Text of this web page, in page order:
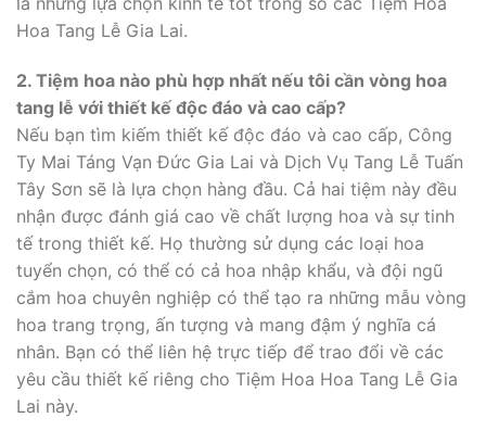
Hoa Tang Lễ Gia Lai.
2. Tiệm hoa nào phù hợp nhất nếu tôi cần vòng hoa
tang lễ với thiết kế độc đáo và cao cấp?
Nếu bạn tìm kiếm thiết kế độc đáo và cao cấp, Công
Ty Mai Táng Vạn Đức Gia Lai và Dịch Vụ Tang Lễ Tuấn
Tây Sơn sẽ là lựa chọn hàng đầu. Cả hai tiệm này đều
nhận được đánh giá cao về chất lượng hoa và sự tinh
tế trong thiết kế. Họ thường sử dụng các loại hoa
tuyển chọn, có thể có cả hoa nhập khẩu, và đội ngũ
cắm hoa chuyên nghiệp có thể tạo ra những mẫu vòng
hoa trang trọng, ấn tượng và mang đậm ý nghĩa cá
nhân. Bạn có thể liên hệ trực tiếp để trao đổi về các
yêu cầu thiết kế riêng cho Tiệm Hoa Hoa Tang Lễ Gia
Lai này.